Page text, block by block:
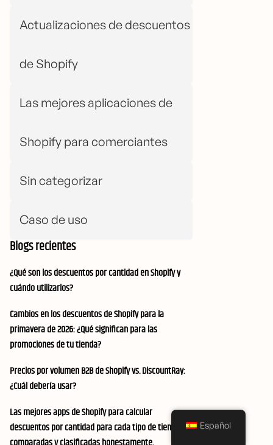
Actualizaciones de descuentos
de Shopify
Las mejores aplicaciones de
Shopify para comerciantes
Sin categorizar
Caso de uso
Blogs recientes
¿Qué son los descuentos por cantidad en Shopify y
cuándo utilizarlos?
Cambios en los descuentos de Shopify para la
primavera de 2026: ¿Qué significan para las
promociones de tu tienda?
Precios por volumen B2B de Shopify vs. DiscountRay:
¿Cuál debería usar?
Las mejores apps de Shopify para calcular
descuentos por cantidad para cada tipo de tienda,
Español